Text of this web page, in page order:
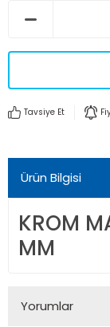
Tavsiye Et
Ürün Bilgisi
KROM
MM
Yorumlar